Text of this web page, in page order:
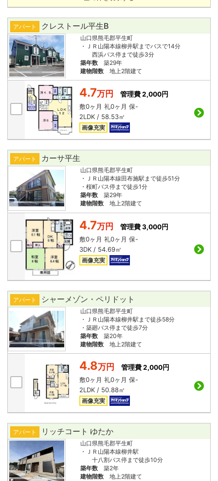
アパート クレストール平生B
山口県熊毛郡平生町
・ＪＲ山陽本線柳井駅までバスで14分
西浜バス停まで徒歩3分
築年数
築29年
建物階数
地上2階建て
4.7万円
管理費 2,000円
敷0ヶ月 礼0ヶ月 保-
2LDK / 58.53㎡
画像充実
アパート カーサ平生
山口県熊毛郡平生町
・ＪＲ山陽本線田布施駅まで徒歩51分
・桜町バス停まで徒歩1分
築年数
築29年
建物階数
地上2階建て
4.7万円
管理費 3,000円
敷0ヶ月 礼0ヶ月 保-
3DK / 54.69㎡
画像充実
アパート シャーメゾン・ペリドット
山口県熊毛郡平生町
・ＪＲ山陽本線柳井駅まで徒歩58分
・築廻バス停まで徒歩7分
築年数
築20年
建物階数
地上2階建て
4.8万円
管理費 2,000円
敷0ヶ月 礼0ヶ月 保-
2LDK / 50.88㎡
画像充実
アパート リッチコート ゆたか
山口県熊毛郡平生町
・ＪＲ山陽本線柳井駅
十八割バス停まで徒歩10分
築年数
築2年
建物階数
地上2階建て